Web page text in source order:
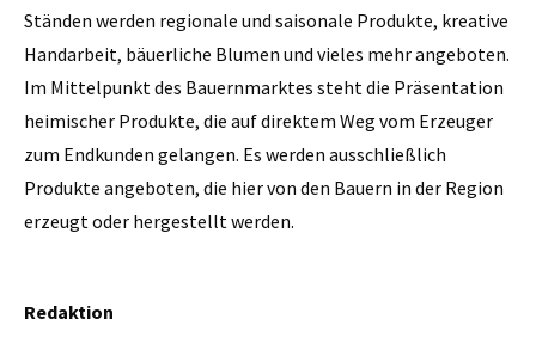
Ständen werden regionale und saisonale Produkte, kreative
Handarbeit, bäuerliche Blumen und vieles mehr angeboten.
Im Mittelpunkt des Bauernmarktes steht die Präsentation
heimischer Produkte, die auf direktem Weg vom Erzeuger
zum Endkunden gelangen. Es werden ausschließlich
Produkte angeboten, die hier von den Bauern in der Region
erzeugt oder hergestellt werden.
Redaktion